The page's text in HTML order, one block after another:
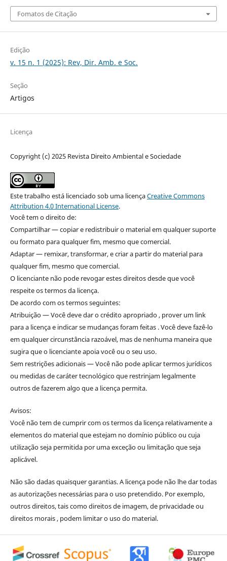
Fomatos de Citação
Edição
v. 15 n. 1 (2025): Rev, Dir. Amb. e Soc.
Seção
Artigos
Licença
Copyright (c) 2025 Revista Direito Ambiental e Sociedade
Este trabalho está licenciado sob uma licençaCreative Commons
Attribution 4.0 International License.
Você tem o direito de:
Compartilhar — copiar e redistribuir o material em qualquer suporte
ou formato para qualquer fim, mesmo que comercial.
Adaptar — remixar, transformar, e criar a partir do material para
qualquer fim, mesmo que comercial.
O licenciante não pode revogar estes direitos desde que você
respeite os termos da licença.
De acordo com os termos seguintes:
Atribuição — Você deve dar o crédito apropriado , prover um link
para a licença e indicar se mudanças foram feitas . Você deve fazê-lo
em qualquer circunstância razoável, mas de nenhuma maneira que
sugira que o licenciante apoia você ou o seu uso.
Sem restrições adicionais — Você não pode aplicar termos jurídicos
ou medidas de caráter tecnológico que restrinjam legalmente
outros de fazerem algo que a licença permita.
Avisos:
Você não tem de cumprir com os termos da licença relativamente a
elementos do material que estejam no domínio público ou cuja
utilização seja permitida por uma exceção ou limitação que seja
aplicável.
Não são dadas quaisquer garantias. A licença pode não lhe dar todas
as autorizações necessárias para o uso pretendido. Por exemplo,
outros direitos, tais como direitos de imagem, de privacidade ou
direitos morais , podem limitar o uso do material.